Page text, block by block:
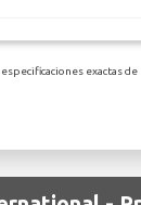
exactas